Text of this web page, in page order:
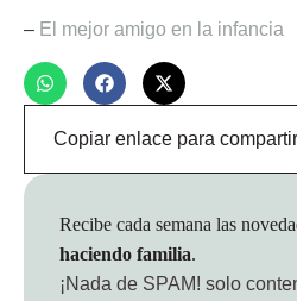
– El mejor amigo en la infancia
Copiar enlace para compartir
Recibe cada semana las
haciendo familia.
¡Nada de SPAM! solo